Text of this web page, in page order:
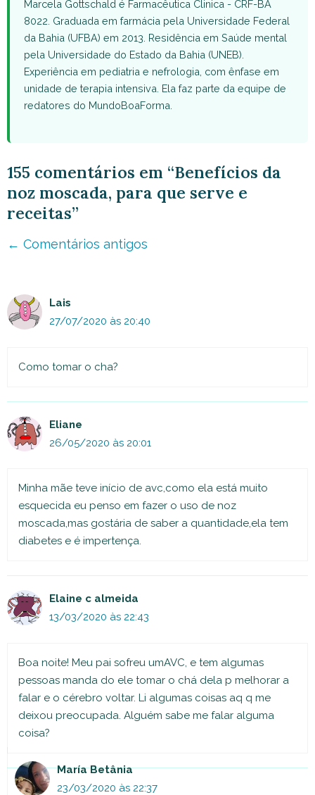
Marcela Gottschald é Farmacêutica Clinica - CRF-BA
8022. Graduada em farmácia pela Universidade Federal
da Bahia (UFBA) em 2013. Residência em Saúde mental
pela Universidade do Estado da Bahia (UNEB).
Experiência em pediatria e nefrologia, com ênfase em
unidade de terapia intensiva. Ela faz parte da equipe de
redatores do MundoBoaForma.
155 comentários em “Benefícios da
noz moscada, para que serve e
receitas”
Navegação
comentário
← Comentários antigos
Lais
27/07/2020 às 20:40
Como tomar o cha?
Eliane
26/05/2020 às 20:01
Minha mãe teve início de avc,como ela está muito
esquecida eu penso em fazer o uso de noz
moscada,mas gostária de saber a quantidade,ela tem
diabetes e é impertença.
Elaine c almeida
13/03/2020 às 22:43
Boa noite! Meu pai sofreu umAVC, e tem algumas
pessoas manda do ele tomar o chá dela p melhorar a
falar e o cérebro voltar. Li algumas coisas aq q me
deixou preocupada. Alguém sabe me falar alguma
coisa?
María Betânia
23/03/2020 às 22:37